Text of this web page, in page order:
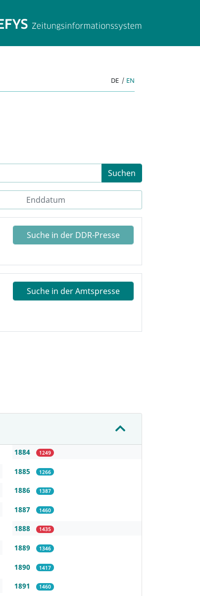
DE | EN
Suchen
Suche in der DDR-Presse
Suche in der Amtspresse
1884 1249
1885 1266
1886 1387
1887 1460
1888 1435
1889 1346
1890 1417
1891 1460